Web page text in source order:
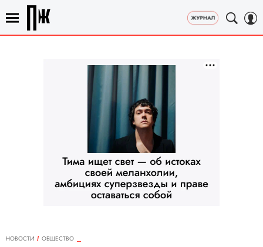
НОВОСТИ
ОБЩЕСТВО